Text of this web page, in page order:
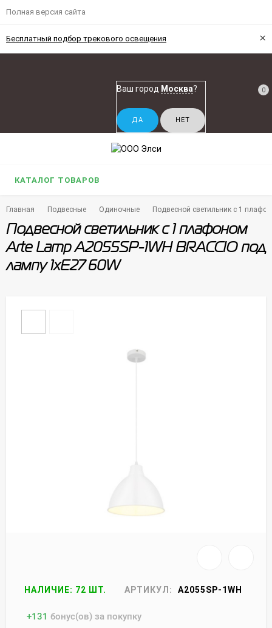
Полная версия сайта
Бесплатный подбор трекового освещения ×
Ваш город Москва? 0
КАТАЛОГ ТОВАРОВ
Главная Подвесные Одиночные Подвесной светильник с 1
Подвесной светильник с 1 плафоном
Arte Lamp A2055SP-1WH BRACCIO под
лампу 1xE27 60W
НАЛИЧИЕ: 72 ШТ. АРТИКУЛ: A2055SP-1WH
+131 бонус(ов) за покупку